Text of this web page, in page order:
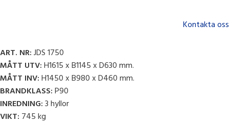
Kontakta oss
ART. NR:JDS 1750
MÅTT UTV:H1615 x B1145 x D630 mm.
MÅTT INV:H1450 x B980 x D460 mm.
BRANDKLASS:P90
INREDNING:3 hyllor
VIKT: 745 kg